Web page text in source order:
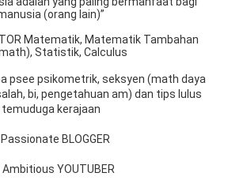
(orang lain)”
Matematik, Matematik Tambahan
Statistik, Calculus
psee psikometrik, seksyen (math daya
bi, pengetahuan am) dan tips lulus
temuduga kerajaan
BLOGGER
Ambitious YOUTUBER